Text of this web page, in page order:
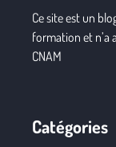
Ce site est un
formation et n’a
CNAM
Catégories